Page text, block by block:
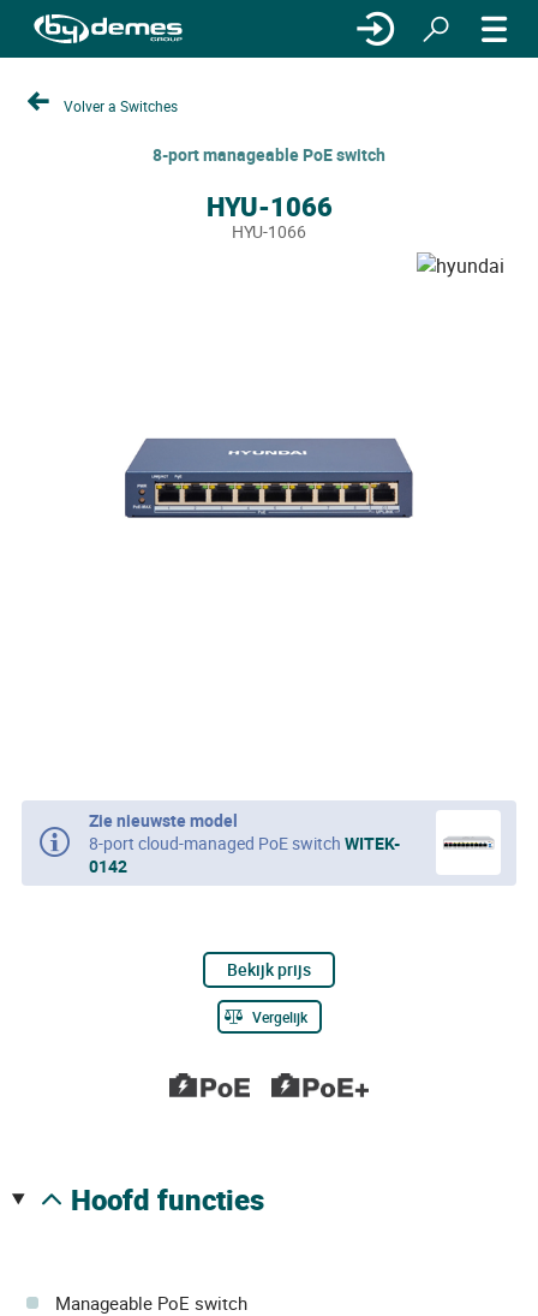
Volver a Switches
8-port manageable PoE switch
HYU-1066
HYU-1066
Zie nieuwste model
8-port cloud-managed PoE switchWITEK-
0142
Bekijk prijs
Vergelijk
hoofd functies
Manageable PoE switch